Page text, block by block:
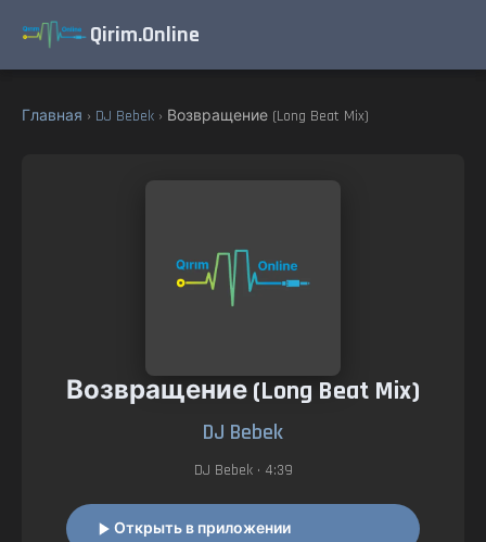
Qirim.Online
Главная › DJ Bebek › Возвращение (Long Beat Mix)
Возвращение (Long Beat Mix)
DJ Bebek
DJ Bebek• 4:39
Открыть в приложении